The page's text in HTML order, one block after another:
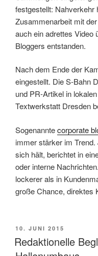
festgestellt: Nahverkehr
Zusammenarbeit mit der
auch ein adrettes Video
Bloggers entstanden.
Nach dem Ende der
eingestellt. Die S-Bahn
und PR-Artikel in
Textwerkstatt Dresden
Sogenanntecorporate
immer stärker im
sich hält, berichtet in
oder interne
lockerer als in
große Chance, direktes
VERÖFFENTLICHT
AM
10. JUNI 2015
Redaktionelle